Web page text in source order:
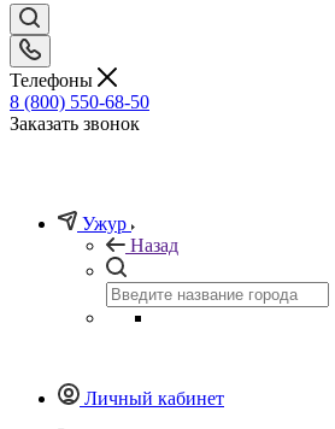
Телефоны
8 (800) 550-68-50
Заказать звонок
Ужур
Назад
Личный кабинет